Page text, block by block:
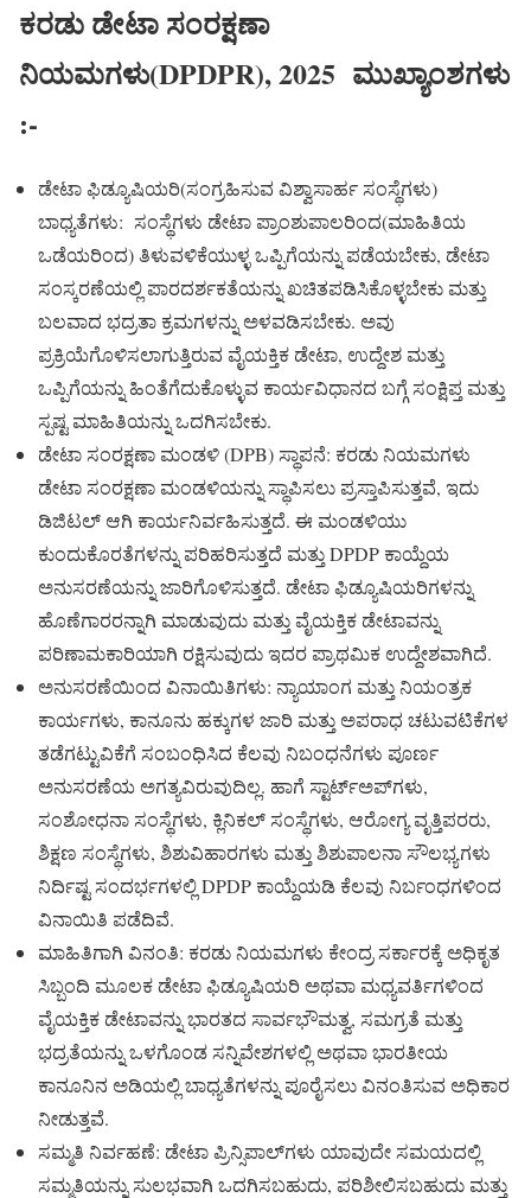
ಕರಡು ಡೇಟಾ ಸಂರಕ್ಷಣಾ
ನಿಯಮಗಳು(DPDPR), 2025 ಮುಖ್ಯಾಂಶಗಳು
:-
ಡೇಟಾ ಫಿಡ್ಯೂಷಿಯರಿ(ಸಂಗ್ರಹಿಸುವ ವಿಶ್ವಾಸಾರ್ಹ ಸಂಸ್ಥೆಗಳು)
ಬಾಧ್ಯತೆಗಳು: ಸಂಸ್ಥೆಗಳು ಡೇಟಾ ಪ್ರಾಂಶುಪಾಲರಿಂದ(ಮಾಹಿತಿಯ
ಒಡೆಯರಿಂದ) ತಿಳುವಳಿಕೆಯುಳ್ಳ ಒಪ್ಪಿಗೆಯನ್ನು ಪಡೆಯಬೇಕು, ಡೇಟಾ
ಸಂಸ್ಕರಣೆಯಲ್ಲಿ ಪಾರದರ್ಶಕತೆಯನ್ನು ಖಚಿತಪಡಿಸಿಕೊಳ್ಳಬೇಕು ಮತ್ತು
ಬಲವಾದ ಭದ್ರತಾ ಕ್ರಮಗಳನ್ನು ಅಳವಡಿಸಬೇಕು. ಅವು
ಪ್ರಕ್ರಿಯೆಗೊಳಿಸಲಾಗುತ್ತಿರುವ ವೈಯಕ್ತಿಕ ಡೇಟಾ, ಉದ್ದೇಶ ಮತ್ತು
ಒಪ್ಪಿಗೆಯನ್ನು ಹಿಂತೆಗೆದುಕೊಳ್ಳುವ ಕಾರ್ಯವಿಧಾನದ ಬಗ್ಗೆ ಸಂಕ್ಷಿಪ್ತ ಮತ್ತು
ಸ್ಪಷ್ಟ ಮಾಹಿತಿಯನ್ನು ಒದಗಿಸಬೇಕು.
ಡೇಟಾ ಸಂರಕ್ಷಣಾ ಮಂಡಳಿ (DPB) ಸ್ಥಾಪನೆ: ಕರಡು ನಿಯಮಗಳು
ಡೇಟಾ ಸಂರಕ್ಷಣಾ ಮಂಡಳಿಯನ್ನು ಸ್ಥಾಪಿಸಲು ಪ್ರಸ್ತಾಪಿಸುತ್ತವೆ, ಇದು
ಡಿಜಿಟಲ್ ಆಗಿ ಕಾರ್ಯನಿರ್ವಹಿಸುತ್ತದೆ. ಈ ಮಂಡಳಿಯು
ಕುಂದುಕೊರತೆಗಳನ್ನು ಪರಿಹರಿಸುತ್ತದೆ ಮತ್ತು DPDP ಕಾಯ್ದೆಯ
ಅನುಸರಣೆಯನ್ನು ಜಾರಿಗೊಳಿಸುತ್ತದೆ. ಡೇಟಾ ಫಿಡ್ಯೂಷಿಯರಿಗಳನ್ನು
ಹೊಣೆಗಾರರನ್ನಾಗಿ ಮಾಡುವುದು ಮತ್ತು ವೈಯಕ್ತಿಕ ಡೇಟಾವನ್ನು
ಪರಿಣಾಮಕಾರಿಯಾಗಿ ರಕ್ಷಿಸುವುದು ಇದರ ಪ್ರಾಥಮಿಕ ಉದ್ದೇಶವಾಗಿದೆ.
ಅನುಸರಣೆಯಿಂದ ವಿನಾಯಿತಿಗಳು: ನ್ಯಾಯಾಂಗ ಮತ್ತು ನಿಯಂತ್ರಕ
ಕಾರ್ಯಗಳು, ಕಾನೂನು ಹಕ್ಕುಗಳ ಜಾರಿ ಮತ್ತು ಅಪರಾಧ ಚಟುವಟಿಕೆಗಳ
ತಡೆಗಟ್ಟುವಿಕೆಗೆ ಸಂಬಂಧಿಸಿದ ಕೆಲವು ನಿಬಂಧನೆಗಳು ಪೂರ್ಣ
ಅನುಸರಣೆಯ ಅಗತ್ಯವಿರುವುದಿಲ್ಲ. ಹಾಗೆ ಸ್ಟಾರ್ಟ್‌ಅಪ್‌ಗಳು,
ಸಂಶೋಧನಾ ಸಂಸ್ಥೆಗಳು, ಕ್ಲಿನಿಕಲ್ ಸಂಸ್ಥೆಗಳು, ಆರೋಗ್ಯ ವೃತ್ತಿಪರರು,
ಶಿಕ್ಷಣ ಸಂಸ್ಥೆಗಳು, ಶಿಶುವಿಹಾರಗಳು ಮತ್ತು ಶಿಶುಪಾಲನಾ ಸೌಲಭ್ಯಗಳು
ನಿರ್ದಿಷ್ಟ ಸಂದರ್ಭಗಳಲ್ಲಿ DPDP ಕಾಯ್ದೆಯಡಿ ಕೆಲವು ನಿರ್ಬಂಧಗಳಿಂದ
ವಿನಾಯಿತಿ ಪಡೆದಿವೆ.
ಮಾಹಿತಿಗಾಗಿ ವಿನಂತಿ: ಕರಡು ನಿಯಮಗಳು ಕೇಂದ್ರ ಸರ್ಕಾರಕ್ಕೆ ಅಧಿಕೃತ
ಸಿಬ್ಬಂದಿ ಮೂಲಕ ಡೇಟಾ ಫಿಡ್ಯೂಷಿಯರಿ ಅಥವಾ ಮಧ್ಯವರ್ತಿಗಳಿಂದ
ವೈಯಕ್ತಿಕ ಡೇಟಾವನ್ನು ಭಾರತದ ಸಾರ್ವಭೌಮತ್ವ, ಸಮಗ್ರತೆ ಮತ್ತು
ಭದ್ರತೆಯನ್ನು ಒಳಗೊಂಡ ಸನ್ನಿವೇಶಗಳಲ್ಲಿ ಅಥವಾ ಭಾರತೀಯ
ಕಾನೂನಿನ ಅಡಿಯಲ್ಲಿ ಬಾಧ್ಯತೆಗಳನ್ನು ಪೂರೈಸಲು ವಿನಂತಿಸುವ ಅಧಿಕಾರ
ನೀಡುತ್ತವೆ.
ಸಮ್ಮತಿ ನಿರ್ವಹಣೆ: ಡೇಟಾ ಪ್ರಿನ್ಸಿಪಾಲ್‌ಗಳು ಯಾವುದೇ ಸಮಯದಲ್ಲಿ
ಸಮ್ಮತಿಯನ್ನು ಸುಲಭವಾಗಿ ಒದಗಿಸಬಹುದು, ಪರಿಶೀಲಿಸಬಹುದು ಮತ್ತು